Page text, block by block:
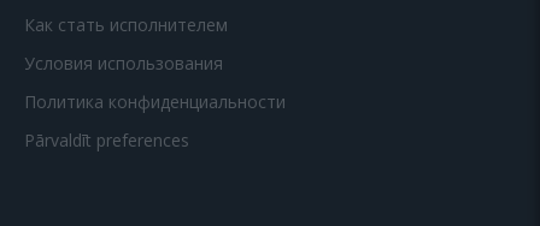
Как стать исполнителем
Условия использования
Политика конфиденциальности
Pārvaldīt preferences